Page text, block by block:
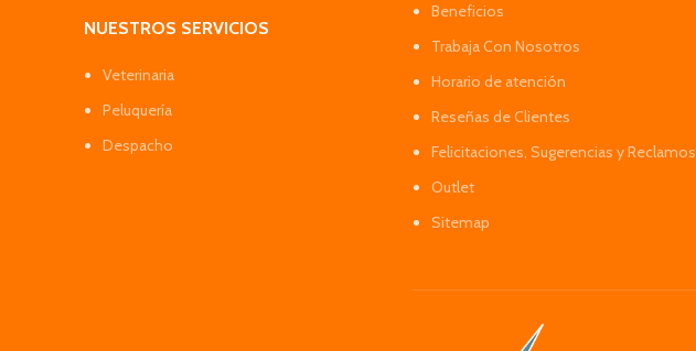
NUESTROS SERVICIOS
Veterinaria
Peluquería
Despacho
Beneficios
Trabaja Con Nosotros
Horario de atención
Reseñas de Clientes
Felicitaciones, Sugerencias y Reclamos
Outlet
Sitemap